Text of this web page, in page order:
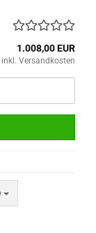
1.008,00 EUR
Versandkosten